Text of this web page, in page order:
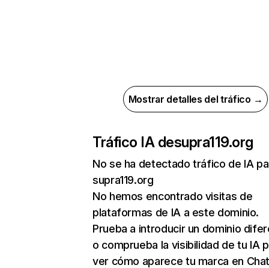
Mostrar detalles del tráfico →
Tráfico IA desupra119.org
No se ha detectado tráfico de IA
supra119.org
No hemos encontrado visitas de
plataformas de IA a este dominio.
Prueba a introducir un dominio
o comprueba la visibilidad de tu IA
ver cómo aparece tu marca en